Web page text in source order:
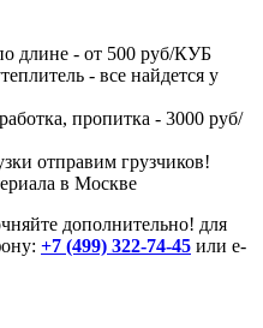
длине - от 500 руб/КУБ
- все найдется у
пропитка - 3000 руб/
отправим грузчиков!
в Москве
дополнительно! для
+7 (499) 322-74-45 или e-